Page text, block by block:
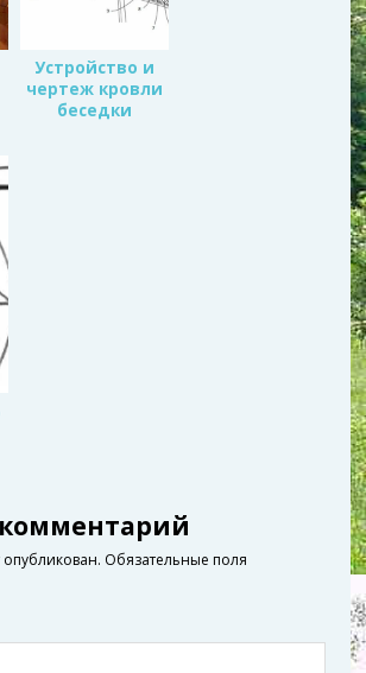
Устройство и
чертеж кровли
беседки
Обязательные поля